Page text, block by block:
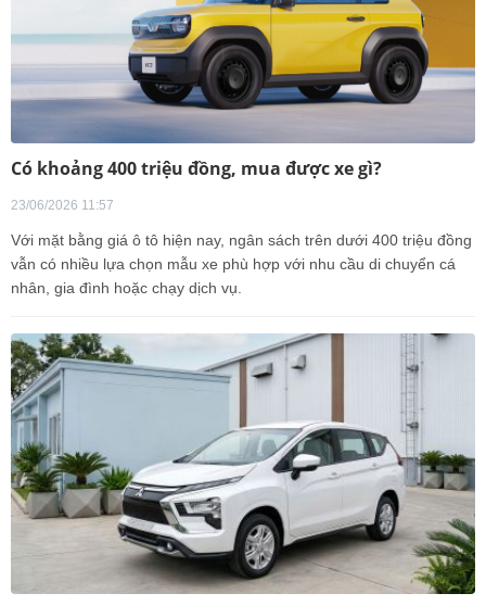
Có khoảng 400 triệu đồng, mua được xe gì?
23/06/2026 11:57
Với mặt bằng giá ô tô hiện nay, ngân sách trên dưới 400 triệu đồng
vẫn có nhiều lựa chọn mẫu xe phù hợp với nhu cầu di chuyển cá
nhân, gia đình hoặc chạy dịch vụ.